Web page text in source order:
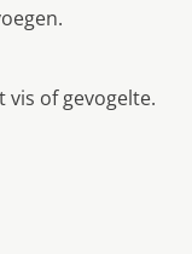
vis of gevogelte.